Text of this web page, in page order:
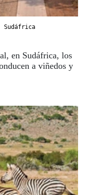
Sudáfrica
en Sudáfrica, los
a viñedos y